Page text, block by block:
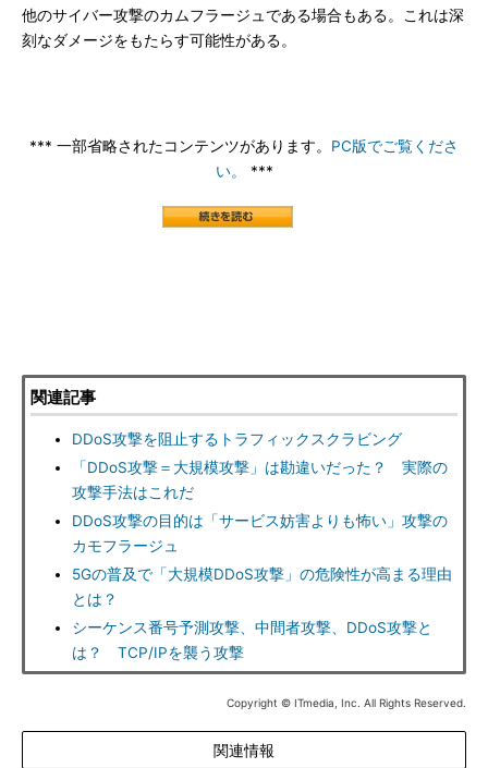
他のサイバー攻撃のカムフラージュである場合もある。これは深
刻なダメージをもたらす可能性がある。
*** 一部省略されたコンテンツがあります。 PC版でご覧くださ
い。
***
関連記事
DDoS攻撃を阻止するトラフィックスクラビング
「DDoS攻撃＝大規模攻撃」は勘違いだった？ 実際の
攻撃手法はこれだ
DDoS攻撃の目的は「サービス妨害よりも怖い」攻撃の
カモフラージュ
5Gの普及で「大規模DDoS攻撃」の危険性が高まる理由
とは？
シーケンス番号予測攻撃、中間者攻撃、DDoS攻撃と
は？ TCP/IPを襲う攻撃
Copyright © ITmedia, Inc. All Rights Reserved.
関連情報